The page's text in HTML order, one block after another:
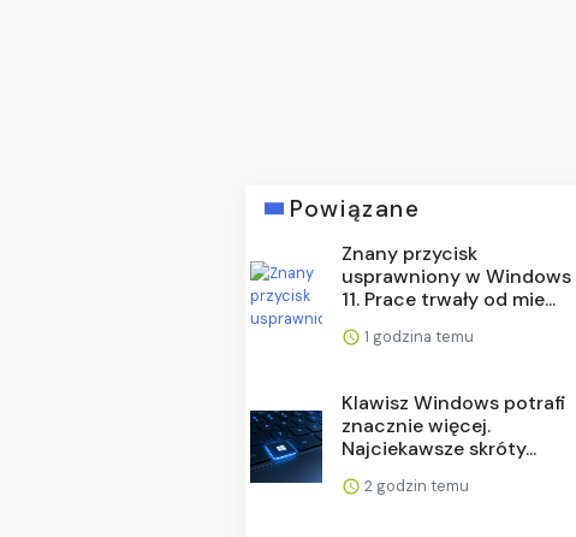
Powiązane
Znany przycisk
usprawniony w Windows
11. Prace trwały od mie...
1 godzina temu
Klawisz Windows potrafi
znacznie więcej.
Najciekawsze skróty...
2 godzin temu